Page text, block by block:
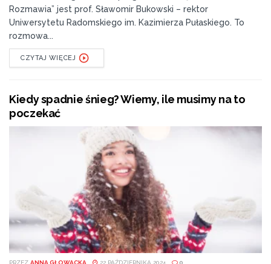
Rozmawia” jest prof. Sławomir Bukowski – rektor
Uniwersytetu Radomskiego im. Kazimierza Pułaskiego. To
rozmowa...
CZYTAJ WIĘCEJ
Kiedy spadnie śnieg? Wiemy, ile musimy na to
poczekać
PRZEZ ANNA GŁOWACKA 22 PAŹDZIERNIKA 2024 0